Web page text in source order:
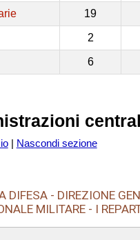
19
2
6
| Nascondi sezione
DIFESA - DIREZIONE
MILITARE - I